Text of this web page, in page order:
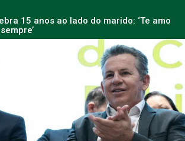
15 anos ao lado do marido: ‘Te amo